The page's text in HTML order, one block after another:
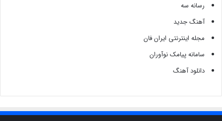
رسانه سه
آهنگ جدید
مجله اینترنتی ایران فان
سامانه پیامک نوآوران
دانلود آهنگ